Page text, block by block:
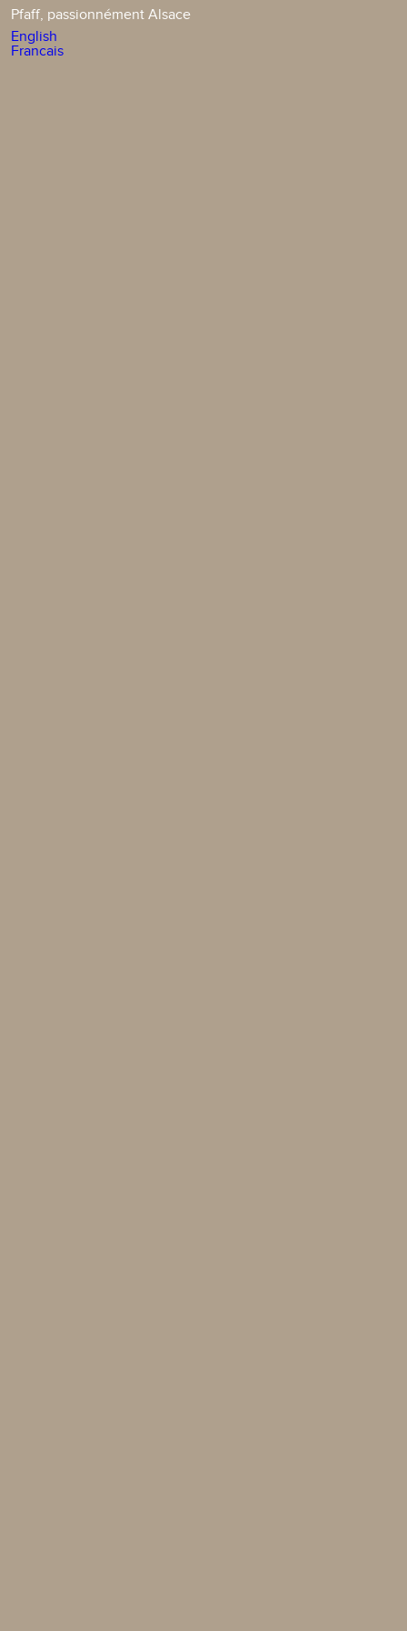
Pfaff, passionnément Alsace
English
Francais